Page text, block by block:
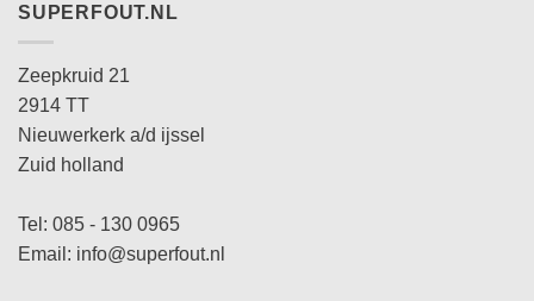
SUPERFOUT.NL
Zeepkruid 21
2914 TT
Nieuwerkerk a/d ijssel
Zuid holland
Tel: 085 - 130 0965
Email: info@superfout.nl